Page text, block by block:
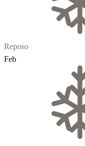
Reposo
Feb